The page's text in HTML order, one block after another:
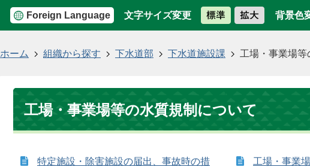
Foreign Language 文字サイズ変更 背景色
ホーム 組織から探す 下水道部 下水道施設課 工場・事業場等
工場・事業場等の水質規制について
特定施設・除害施設の届出、事故時の措
工場・事業